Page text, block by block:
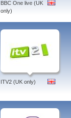
BBC One live (UK
only)
ITV2 (UK only)